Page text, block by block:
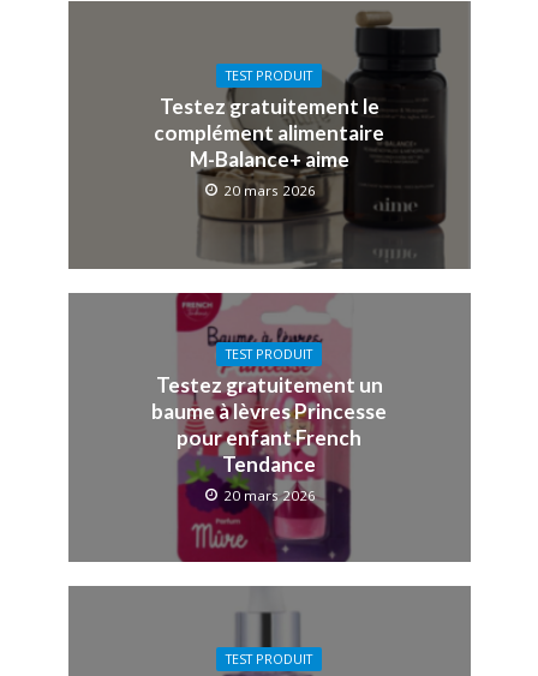
TEST PRODUIT
Testez gratuitement le
complément alimentaire
M-Balance+ aime
20 mars 2026
TEST PRODUIT
Testez gratuitement un
baume à lèvres Princesse
pour enfant French
Tendance
20 mars 2026
TEST PRODUIT